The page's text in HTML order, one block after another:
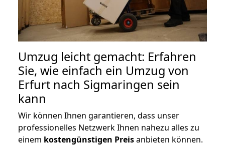
Umzug leicht gemacht: Erfahren
Sie, wie einfach ein Umzug von
Erfurt nach Sigmaringen sein
kann
Wir können Ihnen garantieren, dass unser
professionelles Netzwerk Ihnen nahezu alles zu
einem kostengünstigen Preisanbieten können.